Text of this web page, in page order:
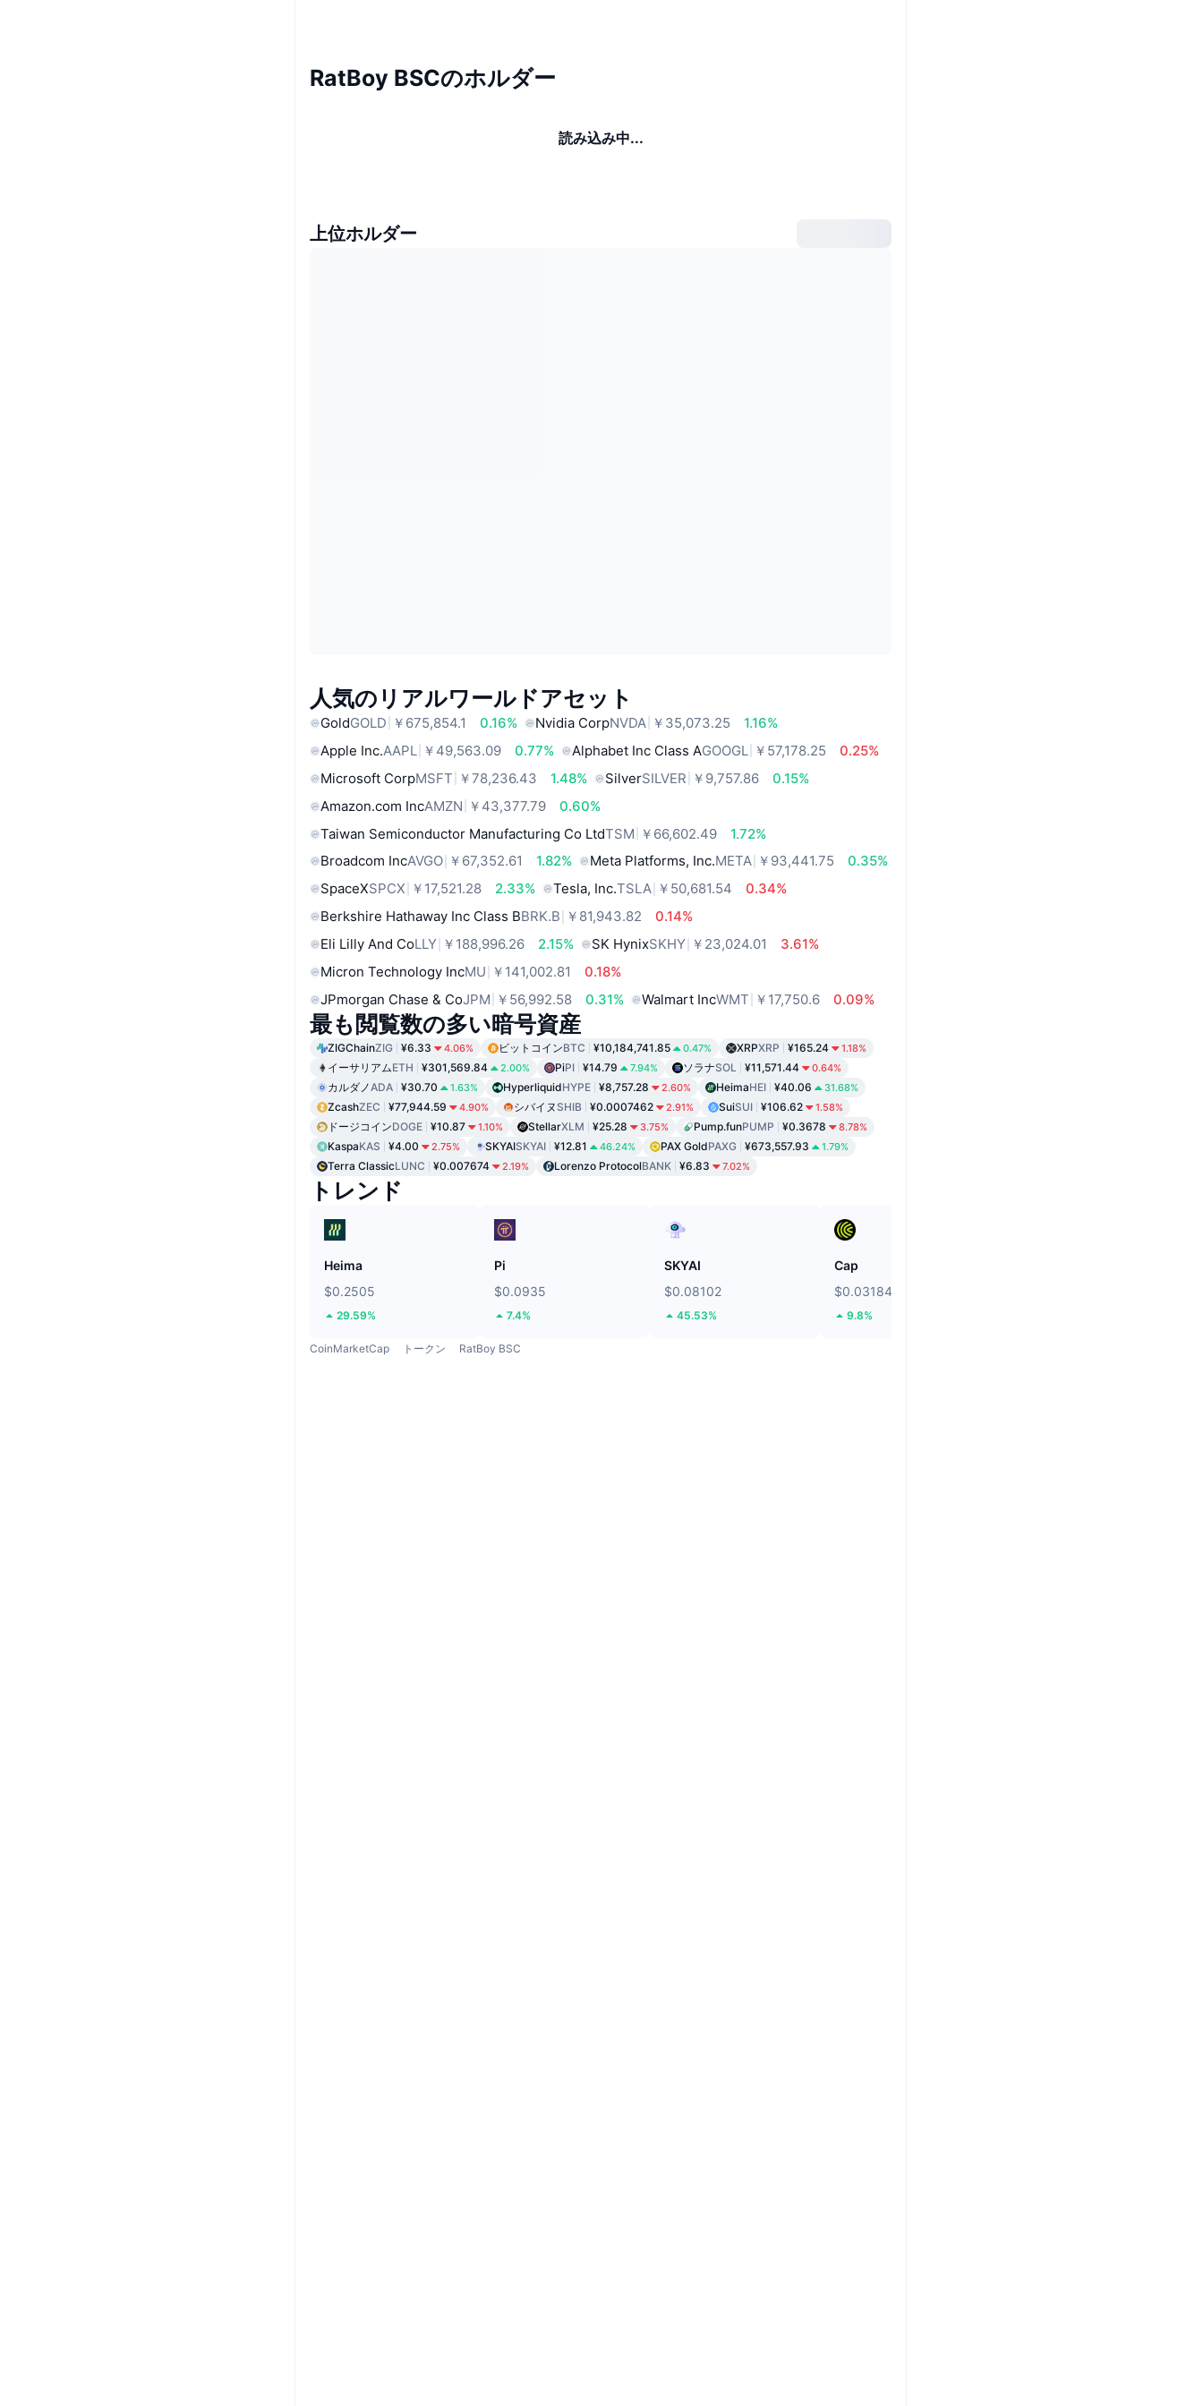
RatBoy BSCのホルダー
読み込み中...
上位ホルダー
人気のリアルワールドアセット
GoldGOLD ￥675,854.1 0.16% Nvidia CorpNVDA ￥35,073.25
1.16%
Apple Inc.AAPL ￥49,563.09 0.77% Alphabet Inc Class AGOOGL ￥57,178.25
0.25%
Microsoft CorpMSFT ￥78,236.43 1.48% SilverSILVER ￥9,757.86
0.15%
Amazon.com IncAMZN ￥43,377.79
0.60%
Taiwan Semiconductor Manufacturing Co LtdTSM ￥66,602.49
1.72%
Broadcom IncAVGO ￥67,352.61 1.82% Meta Platforms, Inc.META ￥93,441.75
0.35%
SpaceXSPCX ￥17,521.28 2.33% Tesla, Inc.TSLA ￥50,681.54
0.34%
Berkshire Hathaway Inc Class BBRK.B ￥81,943.82
0.14%
Eli Lilly And CoLLY ￥188,996.26 2.15% SK HynixSKHY ￥23,024.01
3.61%
Micron Technology IncMU ￥141,002.81
0.18%
JPmorgan Chase & CoJPM ￥56,992.58 0.31% Walmart IncWMT ￥17,750.6 0.09%
最も閲覧数の多い暗号資産
ZIGChainZIG ¥6.33 4.06% ビットコインBTC ¥10,184,741.85 0.47% XRPXRP ¥165.24 1.18%
イーサリアムETH ¥301,569.84 2.00% PiPI ¥14.79 7.94% ソラナSOL ¥11,571.44 0.64%
カルダノADA ¥30.70 1.63% HyperliquidHYPE ¥8,757.28 2.60% HeimaHEI ¥40.06 31.68%
ZcashZEC ¥77,944.59 4.90% シバイヌ SHIB ¥0.0007462 2.91% SuiSUI ¥106.62 1.58%
ドージコインDOGE ¥10.87 1.10% StellarXLM ¥25.28 3.75% Pump.funPUMP ¥0.3678 8.78%
KaspaKAS ¥4.00 2.75% SKYAISKYAI ¥12.81 46.24% PAX GoldPAXG ¥673,557.93 1.79%
Terra ClassicLUNC ¥0.007674 2.19% Lorenzo ProtocolBANK ¥6.83 7.02%
トレンド
Heima
$0.2505
29.59%
Pi
$0.0935
7.4%
SKYAI
$0.08102
45.53%
Cap
$0.03184
9.8%
CoinMarketCap トークン RatBoy BSC